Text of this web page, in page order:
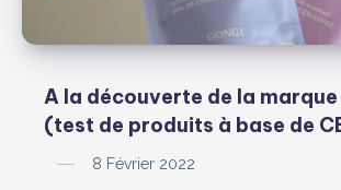
Unboxing
A la découverte de la marque
(test de produits à base de
8 Février 2022